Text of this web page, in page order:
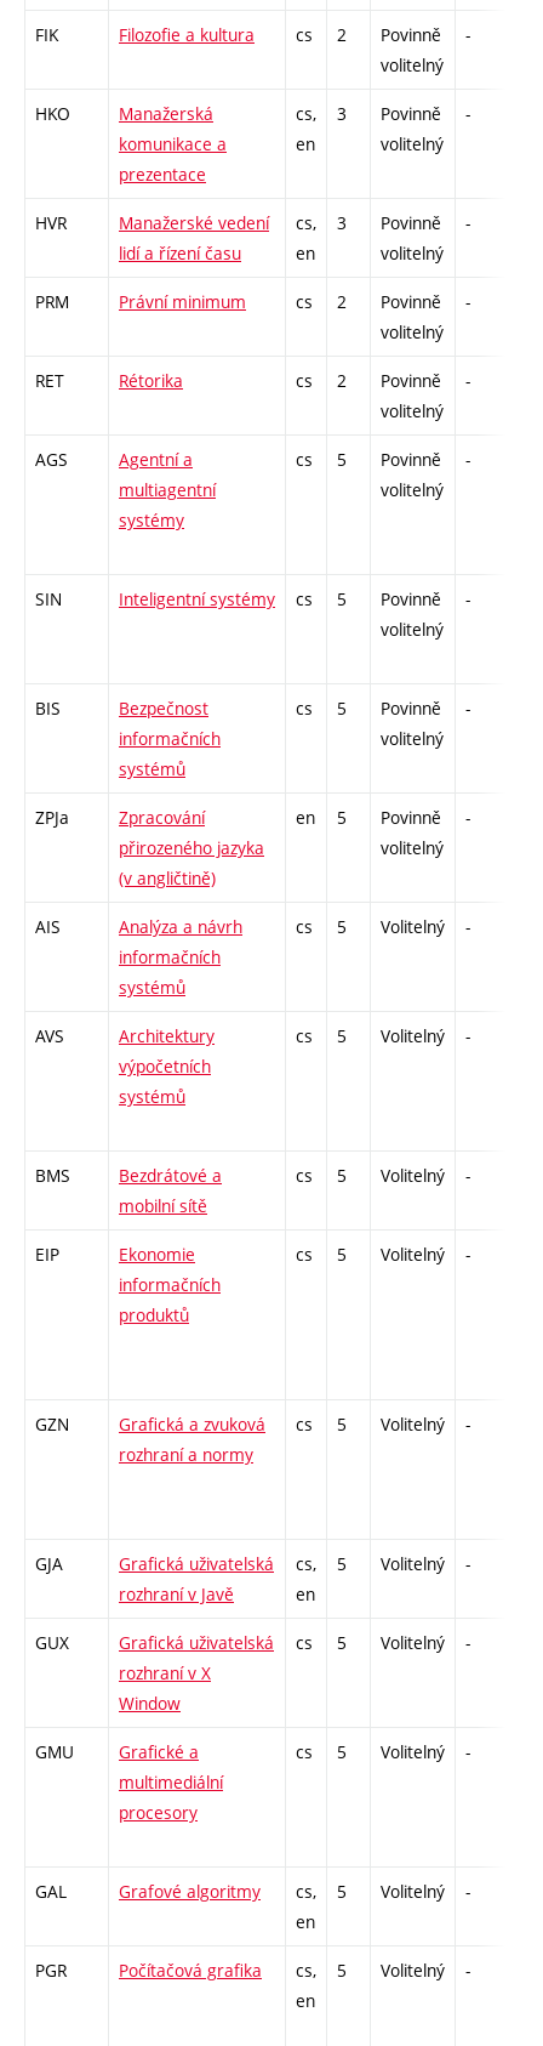
FIK Filozofie a kultura cs 2
Povinně
volitelný
-
HKO
Manažerská
komunikace a
prezentace
cs,
en
3
Povinně
volitelný
-
HVR
Manažerské vedení
lidí a řízení času
cs,
en
3
Povinně
volitelný
-
PRM Právní minimum cs 2
Povinně
volitelný
-
RET Rétorika cs 2
Povinně
volitelný
-
AGS
Agentní a
multiagentní
systémy
cs 5
Povinně
volitelný
-
SIN Inteligentní systémy cs 5
Povinně
volitelný
-
BIS
Bezpečnost
informačních
systémů
cs 5
Povinně
volitelný
-
ZPJa
Zpracování
přirozeného jazyka
(v angličtině)
en 5
Povinně
volitelný
-
AIS
Analýza a návrh
informačních
systémů
cs 5 Volitelný -
AVS
Architektury
výpočetních
systémů
cs 5 Volitelný -
BMS
Bezdrátové a
mobilní sítě
cs 5 Volitelný -
EIP
Ekonomie
informačních
produktů
cs 5 Volitelný -
GZN
Grafická a zvuková
rozhraní a normy
cs 5 Volitelný -
GJA
Grafická uživatelská
rozhraní v Javě
cs,
en
5 Volitelný -
GUX
Grafická uživatelská
rozhraní v X
Window
cs 5 Volitelný -
GMU
Grafické a
multimediální
procesory
cs 5 Volitelný -
GAL Grafové algoritmy
cs,
en
5 Volitelný -
PGR Počítačová grafika
cs,
en
5 Volitelný -